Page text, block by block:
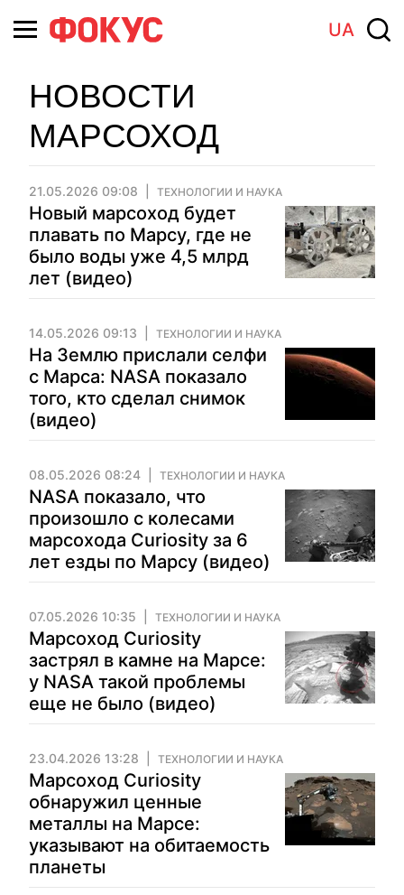
UA
НОВОСТИ
МАРСОХОД
21.05.2026 09:08 ТЕХНОЛОГИИ И НАУКА
Новый марсоход будет
плавать по Марсу, где не
было воды уже 4,5 млрд
лет (видео)
14.05.2026 09:13 ТЕХНОЛОГИИ И НАУКА
На Землю прислали селфи
с Марса: NASA показало
того, кто сделал снимок
(видео)
08.05.2026 08:24 ТЕХНОЛОГИИ И НАУКА
NASA показало, что
произошло с колесами
марсохода Curiosity за 6
лет езды по Марсу (видео)
07.05.2026 10:35 ТЕХНОЛОГИИ И НАУКА
Марсоход Curiosity
застрял в камне на Марсе:
у NASA такой проблемы
еще не было (видео)
23.04.2026 13:28 ТЕХНОЛОГИИ И НАУКА
Марсоход Curiosity
обнаружил ценные
металлы на Марсе:
указывают на обитаемость
планеты